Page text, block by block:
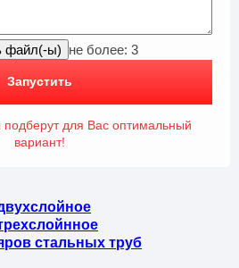
не более: 3
Запустить
для Вас оптимальный
вариант!
стальных труб